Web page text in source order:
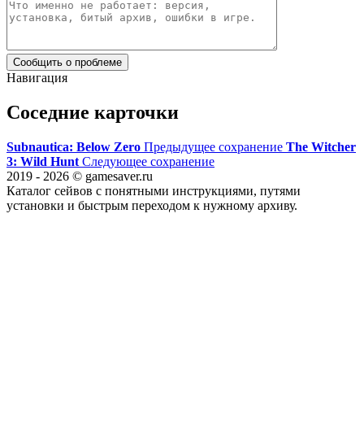
Сообщить о проблеме
Навигация
Соседние карточки
Subnautica: Below Zero Предыдущее сохранение The Witcher
3: Wild Hunt Следующее сохранение
2019 - 2026 © gamesaver.ru
Каталог сейвов с понятными инструкциями, путями
установки и быстрым переходом к нужному архиву.